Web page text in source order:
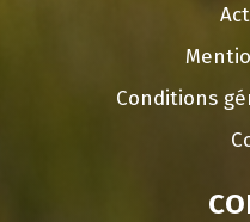
Conditions